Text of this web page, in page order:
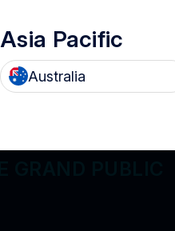
Canada
Asia Pacific
Australia